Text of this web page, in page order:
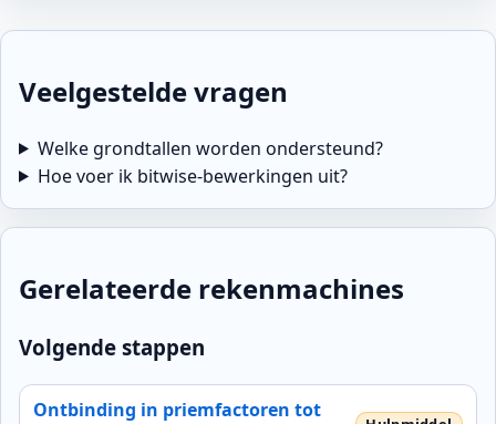
Veelgestelde vragen
Welke grondtallen worden ondersteund?
Hoe voer ik bitwise‑bewerkingen uit?
Gerelateerde rekenmachines
Volgende stappen
Ontbinding in priemfactoren tot